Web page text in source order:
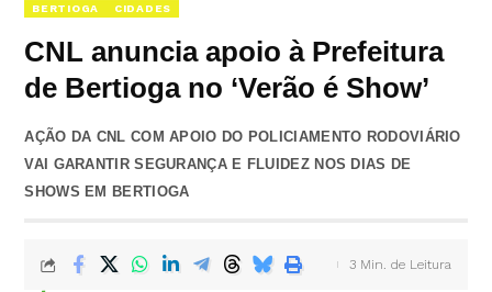
BERTIOGA CIDADES
CNL anuncia apoio à Prefeitura
de Bertioga no ‘Verão é Show’
AÇÃO DA CNL COM APOIO DO POLICIAMENTO RODOVIÁRIO
VAI GARANTIR SEGURANÇA E FLUIDEZ NOS DIAS DE
SHOWS EM BERTIOGA
3 Min. de Leitura